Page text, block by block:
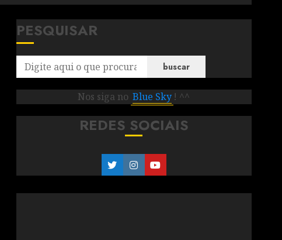
PESQUISAR
buscar
Nos siga no Blue Sky ! ^^
REDES SOCIAIS